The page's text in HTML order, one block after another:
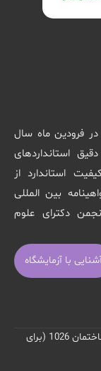
در فرودین ماه سال
استانداردهای
استاندارد از
بین المللی
انجمن دکترای علوم
با آزمایشگاه
تهران، تقاطع خیابان امام خمینی و کارون، ساختمان 1026 (برای